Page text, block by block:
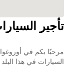
تأجير
مرحبًا بكم في
السيارات في هذا